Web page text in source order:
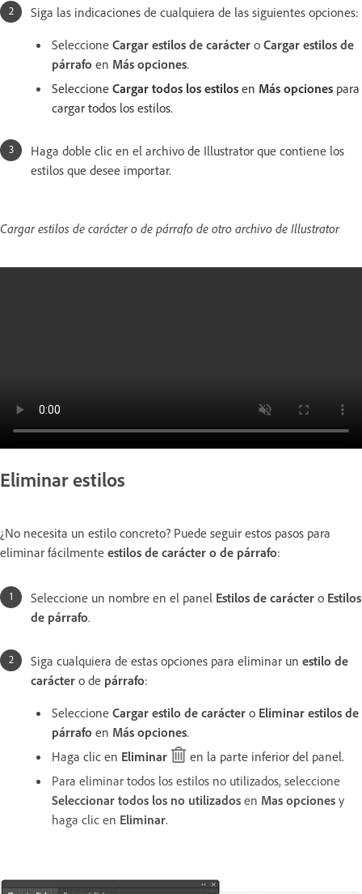
Siga las indicaciones de cualquiera de las siguientes opciones:
Seleccione Cargar estilos de carácter o Cargar estilos de
párrafo en Más opciones.
Seleccione Cargar todos los estilos en Más opciones para
cargar todos los estilos.
Haga doble clic en el archivo de Illustrator que contiene los
estilos que desee importar.
Cargar estilos de carácter o de párrafo de otro archivo de Illustrator
Eliminar estilos
¿No necesita un estilo concreto? Puede seguir estos pasos para
eliminar fácilmente estilos de carácter o de párrafo:
Seleccione un nombre en el panel Estilos de carácter o Estilos
de párrafo.
Siga cualquiera de estas opciones para eliminar un estilo de
carácter o de párrafo:
Seleccione Cargar estilo de carácter o Eliminar estilos de
párrafo en Más opciones.
Haga clic en Eliminar
en la parte inferior del panel.
Para eliminar todos los estilos no utilizados, seleccione
Seleccionar todos los no utilizados en Mas opciones y
haga clic en Eliminar.